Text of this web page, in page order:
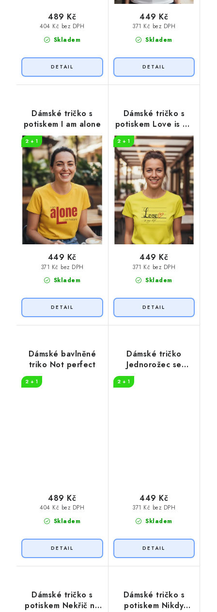
Skladem
404 Kč bez DPH
489 Kč
Skladem
371 Kč bez DPH
449 Kč
Dámské tričko s
potiskem I am alone
2 + 1
Skladem
371 Kč bez DPH
449 Kč
Dámské tričko s
potiskem Love is my
life
2 + 1
Skladem
371 Kč bez DPH
449 Kč
Dámské bavlněné
triko Not perfect
2 + 1
Skladem
404 Kč bez DPH
489 Kč
Dámské tričko
Jednorožec se
2 + 1
Skladem
371 Kč bez DPH
449 Kč
Dámské tričko s
potiskem Nekřič na
Dámské tričko s
potiskem Nikdy